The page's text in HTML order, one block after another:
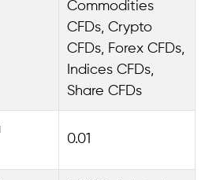
Commodities
CFDs, Crypto
CFDs, Forex CFDs,
Indices CFDs,
Share CFDs
0.01